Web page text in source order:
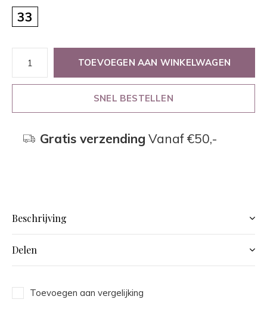
33
TOEVOEGEN AAN WINKELWAGEN
SNEL BESTELLEN
Gratis verzending Vanaf €50,-
Beschrijving
Delen
Toevoegen aan vergelijking